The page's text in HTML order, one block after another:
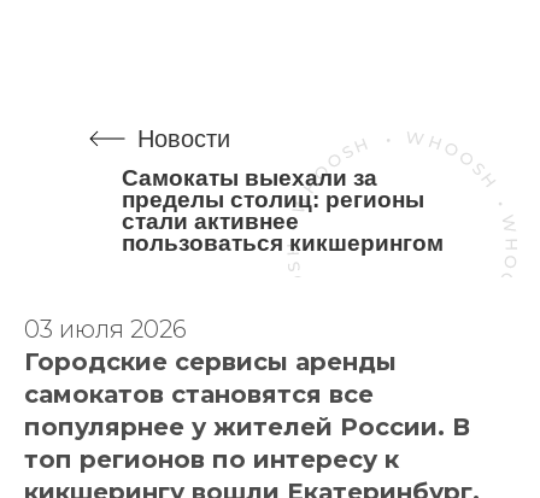
Новости
Самокаты выехали за
пределы столиц: регионы
стали активнее
пользоваться кикшерингом
03 июля 2026
Городские сервисы аренды
самокатов становятся все
популярнее у жителей России. В
топ регионов по интересу к
кикшерингу вошли Екатеринбург,